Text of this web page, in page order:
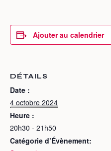
Ajouter au calendrier
DÉTAILS
Date :
4 octobre 2024
Heure :
20h30 - 21h50
Catégorie d’Évènement: